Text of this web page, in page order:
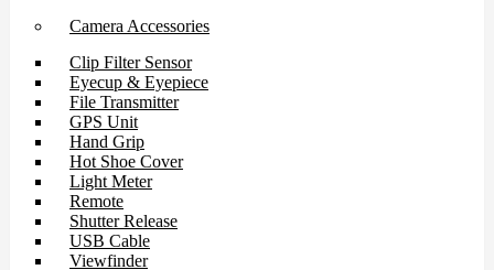
Camera Accessories
Clip Filter Sensor
Eyecup & Eyepiece
File Transmitter
GPS Unit
Hand Grip
Hot Shoe Cover
Light Meter
Remote
Shutter Release
USB Cable
Viewfinder